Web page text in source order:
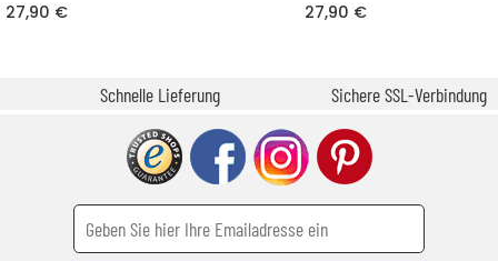
27,90 €
27,90 €
Schnelle Lieferung Sichere SSL-Verbindung